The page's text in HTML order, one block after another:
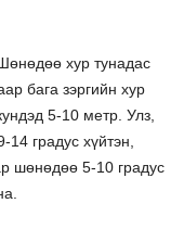
хур тунадас
бага зэргийн хур
5-10 метр. Улз,
градус хүйтэн,
шөнөдөө 5-10 градус